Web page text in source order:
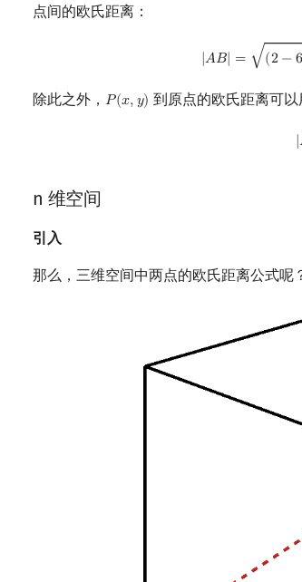
点间的欧氏距离：
|𝐴𝐵| = √(2−6
|AB|=(2
除此之外， 𝑃(𝑥,𝑦)
P(x,y ) 到原点的欧氏距离可以
|
n 维空间
引入
那么，三维空间中两点的欧氏距离公式呢